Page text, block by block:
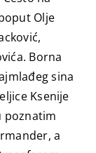
Olje
Borna
sina
Ksenije
poznatim
a